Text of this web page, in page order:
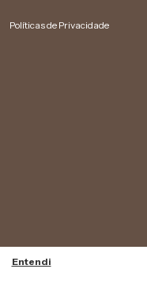
Entendi
Políticas de Privacidade